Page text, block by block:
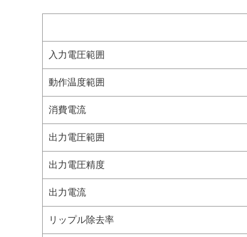
入力電圧範囲
動作温度範囲
消費電流
出力電圧範囲
出力電圧精度
出力電流
リップル除去率